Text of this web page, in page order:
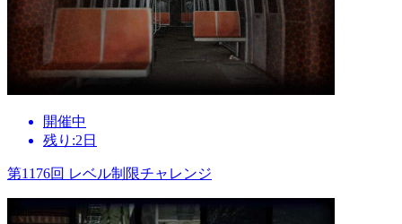
開催中
残り:2日
第1176回 レベル制限チャレンジ